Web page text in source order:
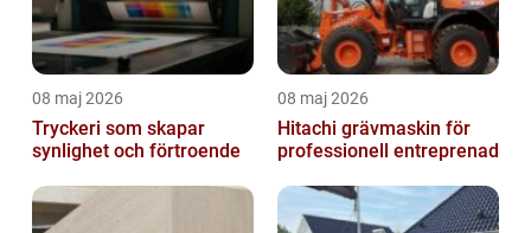
08 maj 2026
Tryckeri som skapar
synlighet och förtroende
08 maj 2026
Hitachi grävmaskin för
professionell entreprenad